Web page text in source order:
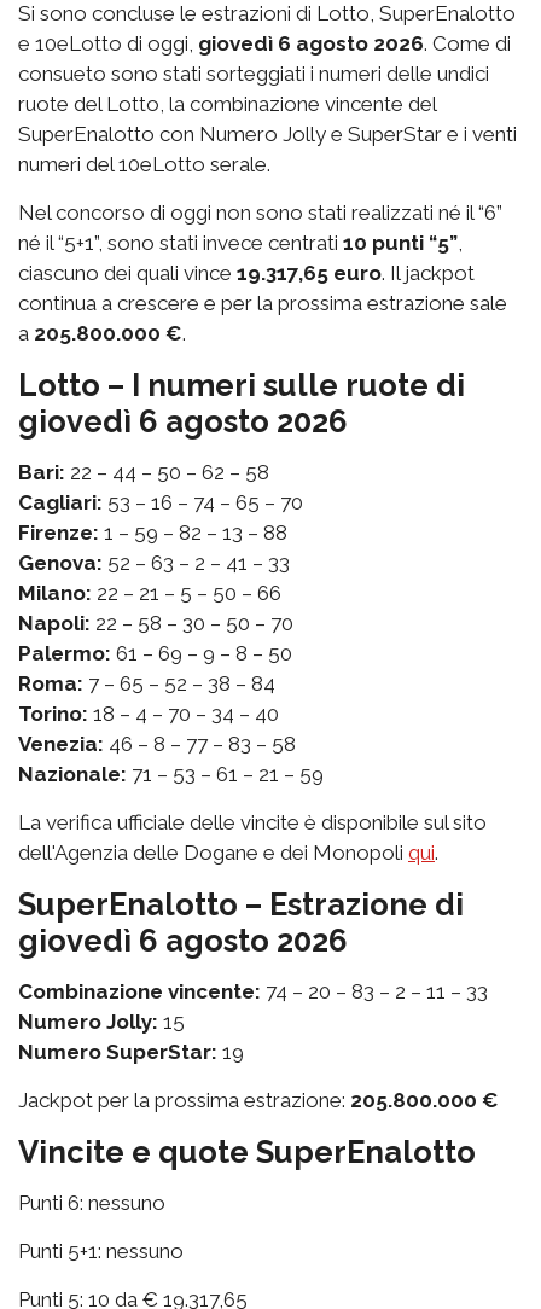
Si sono concluse le estrazioni di Lotto, SuperEnalotto
e 10eLotto di oggi, giovedì 6 agosto 2026. Come di
consueto sono stati sorteggiati i numeri delle undici
ruote del Lotto, la combinazione vincente del
SuperEnalotto con Numero Jolly e SuperStar e i venti
numeri del 10eLotto serale.
Nel concorso di oggi non sono stati realizzati né il “6”
né il “5+1”, sono stati invece centrati 10 punti “5”,
ciascuno dei quali vince 19.317,65 euro. Il jackpot
continua a crescere e per la prossima estrazione sale
a 205.800.000 €.
Lotto – I numeri sulle ruote di
giovedì 6 agosto 2026
Bari: 22 – 44 – 50 – 62 – 58
Cagliari: 53 – 16 – 74 – 65 – 70
Firenze: 1 – 59 – 82 – 13 – 88
Genova: 52 – 63 – 2 – 41 – 33
Milano: 22 – 21 – 5 – 50 – 66
Napoli: 22 – 58 – 30 – 50 – 70
Palermo: 61 – 69 – 9 – 8 – 50
Roma: 7 – 65 – 52 – 38 – 84
Torino: 18 – 4 – 70 – 34 – 40
Venezia: 46 – 8 – 77 – 83 – 58
Nazionale: 71 – 53 – 61 – 21 – 59
La verifica ufficiale delle vincite è disponibile sul sito
dell'Agenzia delle Dogane e dei Monopoli qui.
SuperEnalotto – Estrazione di
giovedì 6 agosto 2026
Combinazione vincente: 74 – 20 – 83 – 2 – 11 – 33
Numero Jolly: 15
Numero SuperStar: 19
Jackpot per la prossima estrazione: 205.800.000 €
Vincite e quote SuperEnalotto
Punti 6: nessuno
Punti 5+1: nessuno
Punti 5: 10 da € 19.317,65